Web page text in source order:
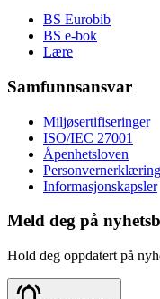
BS Eurobib
BS e-bok
Lære
Samfunnsansvar
Miljøsertifiseringer
ISO/IEC 27001
Åpenhetsloven
Personvernerklæring
Informasjonskapsler
Meld deg på
Hold deg oppdatert på